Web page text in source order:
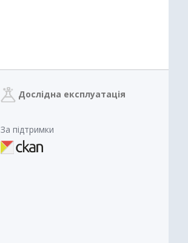
Дослідна експлуатація
За підтримки